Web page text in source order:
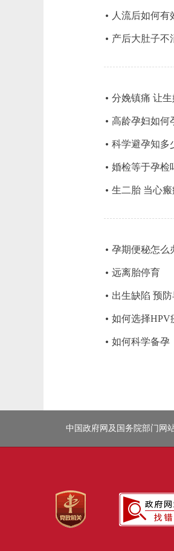
人流后如何有
产后大肚子不
分娩镇痛 让
高龄孕妇如何
科学避孕知多
婚检等于孕检
生二胎 当心
孕期便秘怎么
远离胎停育
出生缺陷 预
如何选择HPV
如何科学备孕
中国政府网及国务院部门网